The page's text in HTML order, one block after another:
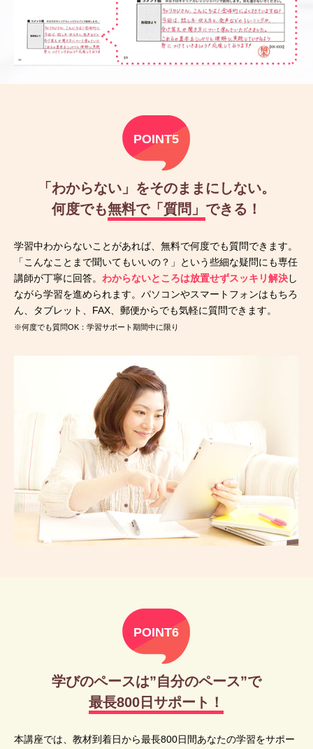
POINT5
「わからない」をそのままにしない。
何度でも無料で「質問」 できる！
学習中わからないことがあれば、無料で何度でも質問できます。
「こんなことまで聞いてもいいの？」という些細な疑問にも専任
講師が丁寧に回答。 わからないところは放置せずスッキリ解決し
ながら学習を進められます。パソコンやスマートフォンはもちろ
ん、タブレット、FAX、郵便からでも気軽に質問できます。
※何度でも質問OK：学習サポート期間中に限り
POINT6
学びのペースは”自分のペース”で
最長800日サポート！
本講座では、教材到着日から最長800日間あなたの学習をサポー